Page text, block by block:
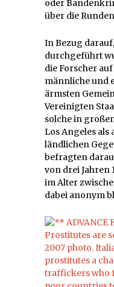
oder
über die
In Bezug
durchgeführt
die Forscher
männliche und
ärmsten
Vereinigten
solche in
Los Angeles als
ländlichen
befragten
von drei Jahren
im Alter
dabei anonym